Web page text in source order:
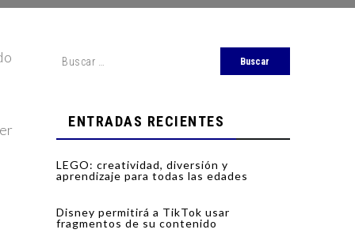
ENTRADAS RECIENTES
LEGO: creatividad, diversión y
aprendizaje para todas las edades
Disney permitirá a TikTok usar
fragmentos de su contenido